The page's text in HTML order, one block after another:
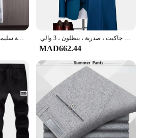
الرجال الثلوج الجبلية طباعة قصيرة الأكمام تي شيرت دعوى ، سلاث شويت مجموعة الرياضة ، النسخة الكورية العصرية سليمز ، الصيف ، المدينة الجديدة طقم سترات عمل رجالية أحادية اللون بذلات ، غير رسمية بقصة ضيقة ، بذلة رسمية للعريس ، فستان زفاف ، جاكيت ، صدرية ، بنطلون ، 3 والي
MAD662.44